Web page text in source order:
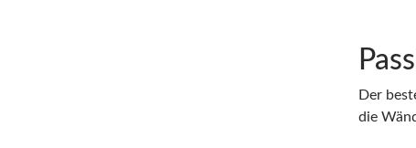
Der
die